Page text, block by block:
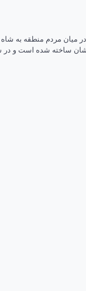
مردم منطقه به شاه
ساخته شده است و در